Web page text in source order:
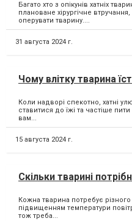
Багато хто з опікунів хатніх
плановане хірургічне
оперувати тварину....
31 августа 2024 г.
Чому влітку тварина
Коли надворі спекотно, хатні
ставитися до їжі та частіше
вам...
15 августа 2024 г.
Скільки тварині
Кожна тварина потребує
підвищенням температури
тож треба...